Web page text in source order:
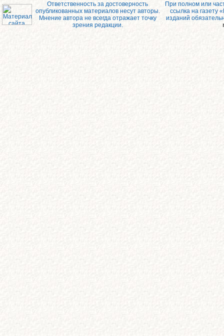
Ответственность за достоверность
опубликованных материалов несут авторы.
Мнение автора не всегда отражает точку
зрения редакции.
При полном или
ссылка на газету
изданий